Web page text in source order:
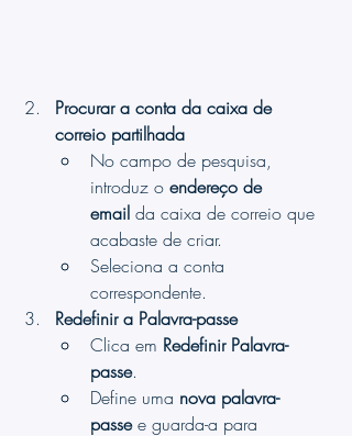
Procurar a conta da caixa de
correio partilhada
No campo de pesquisa,
introduz o endereço de
email da caixa de correio que
acabaste de criar.
Seleciona a conta
correspondente.
Redefinir a Palavra-passe
Clica em Redefinir Palavra-
passe.
Define uma nova palavra-
passe e guarda-a para